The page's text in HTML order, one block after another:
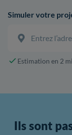
Simuler votre
Estimation en 2
Ils sont